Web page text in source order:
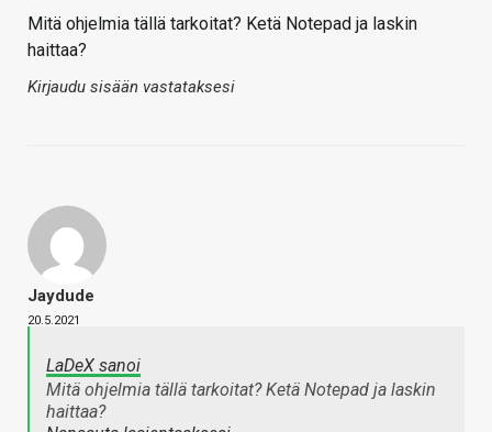
Mitä ohjelmia tällä tarkoitat? Ketä Notepad ja laskin
haittaa?
Kirjaudu sisään vastataksesi
Jaydude
20.5.2021
LaDeX sanoi
Mitä ohjelmia tällä tarkoitat? Ketä Notepad ja laskin
haittaa?